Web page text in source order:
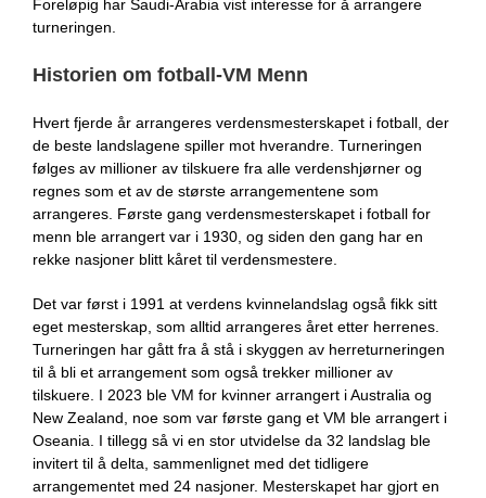
Foreløpig har Saudi-Arabia vist interesse for å arrangere
turneringen.
Historien om fotball-VM Menn
Hvert fjerde år arrangeres verdensmesterskapet i fotball, der
de beste landslagene spiller mot hverandre. Turneringen
følges av millioner av tilskuere fra alle verdenshjørner og
regnes som et av de største arrangementene som
arrangeres. Første gang verdensmesterskapet i fotball for
menn ble arrangert var i 1930, og siden den gang har en
rekke nasjoner blitt kåret til verdensmestere.
Det var først i 1991 at verdens kvinnelandslag også fikk sitt
eget mesterskap, som alltid arrangeres året etter herrenes.
Turneringen har gått fra å stå i skyggen av herreturneringen
til å bli et arrangement som også trekker millioner av
tilskuere. I 2023 ble VM for kvinner arrangert i Australia og
New Zealand, noe som var første gang et VM ble arrangert i
Oseania. I tillegg så vi en stor utvidelse da 32 landslag ble
invitert til å delta, sammenlignet med det tidligere
arrangementet med 24 nasjoner. Mesterskapet har gjort en